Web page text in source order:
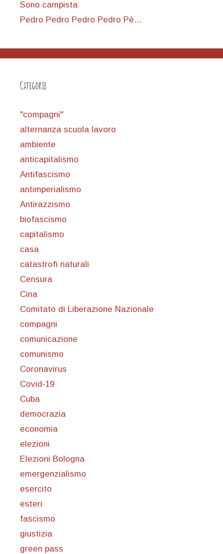
Sono campista
Pedro Pedro Pedro Pedro Pè…
Categorie
"compagni"
alternanza scuola lavoro
ambiente
anticapitalismo
Antifascismo
antimperialismo
Antirazzismo
biofascismo
capitalismo
casa
catastrofi naturali
Censura
Cina
Comitato di Liberazione Nazionale
compagni
comunicazione
comunismo
Coronavirus
Covid-19
Cuba
democrazia
economia
elezioni
Elezioni Bologna
emergenzialismo
esercito
esteri
fascismo
giustizia
green pass